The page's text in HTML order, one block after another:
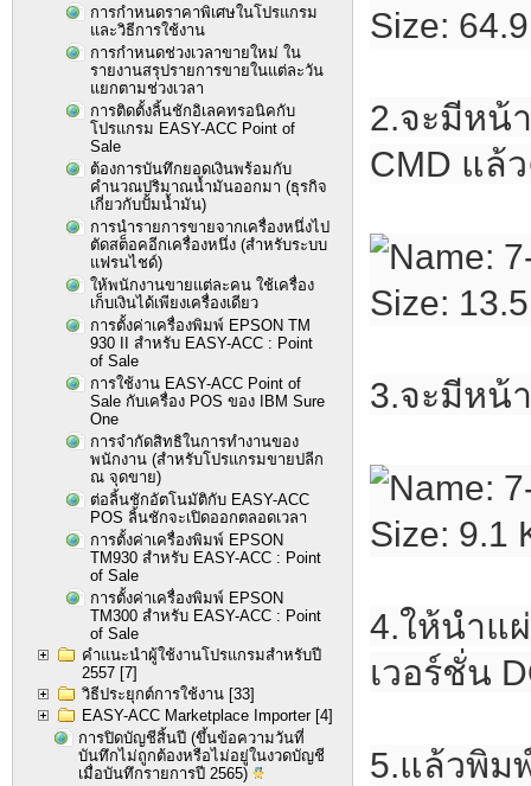
การกำหนดราคาพิเศษในโปรแกรม
และวิธีการใช้งาน
การกำหนดช่วงเวลาขายใหม่ ใน
รายงานสรุปรายการขายในแต่ละวัน
แยกตามช่วงเวลา
การติดตั้งลิ้นชักอิเลคทรอนิคกับ
โปรแกรม EASY-ACC Point of
Sale
ต้องการบันทึกยอดเงินพร้อมกับ
คำนวณปริมาณน้ำมันออกมา (ธุรกิจ
เกี่ยวกับปั้มน้ำมัน)
การนำรายการขายจากเครื่องหนึ่งไป
ตัดสต็อคอีกเครื่องหนึ่ง (สำหรับระบบ
แฟรนไชด์)
ให้พนักงานขายแต่ละคน ใช้เครื่อง
เก็บเงินได้เพียงเครื่องเดียว
การตั้งค่าเครื่องพิมพ์ EPSON TM
930 II สำหรับ EASY-ACC : Point
of Sale
การใช้งาน EASY-ACC Point of
Sale กับเครื่อง POS ของ IBM Sure
One
การจำกัดสิทธิในการทำงานของ
พนักงาน (สำหรับโปรแกรมขายปลีก
ณ จุดขาย)
ต่อลิ้นชักอัตโนมัติกับ EASY-ACC
POS ลิ้นชักจะเปิดออกตลอดเวลา
การตั้งค่าเครื่องพิมพ์ EPSON
TM930 สำหรับ EASY-ACC : Point
of Sale
การตั้งค่าเครื่องพิมพ์ EPSON
TM300 สำหรับ EASY-ACC : Point
of Sale
คำแนะนำผู้ใช้งานโปรแกรมสำหรับปี
2557 [7]
วิธีประยุกต์การใช้งาน [33]
EASY-ACC Marketplace Importer [4]
การปิดบัญชีสิ้นปี (ขึ้นข้อความวันที่
บันทึกไม่ถูกต้องหรือไม่อยู่ในงวดบัญชี
เมื่อบันทึกรายการปี 2565)
2.จะมีหน้
CMD แล้
3.จะมีหน้
4.ให้นำแ
เวอร์ชั่น
5.แล้วพิม